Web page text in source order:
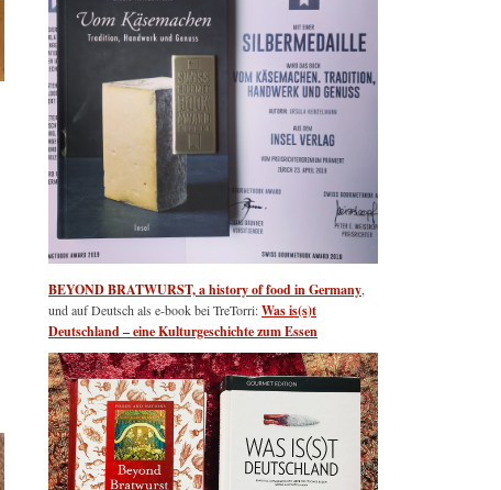
BEYOND BRATWURST, a history of food in Germany
und auf Deutsch als e-book bei TreTorri:Was is(s)t
Deutschland – eine Kulturgeschichte zum Essen